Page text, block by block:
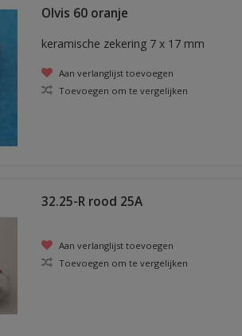
Olvis 60 oranje
keramische zekering 7 x 17 mm
Aan verlanglijst toevoegen
Toevoegen om te vergelijken
32.25-R rood 25A
Aan verlanglijst toevoegen
Toevoegen om te vergelijken